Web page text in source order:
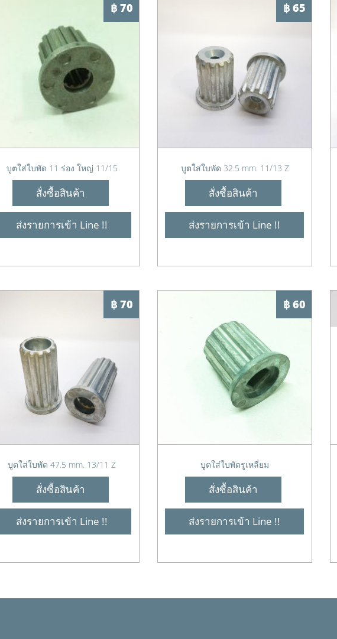
฿ 70
บูตใส่ใบพัด 11 ร่อง ใหญ่ 11/15
สั่งซื้อสินค้า
ส่งรายการเข้า Line !!
฿ 65
บูตใส่ใบพัด 32.5 mm. 11/13 Z
สั่งซื้อสินค้า
ส่งรายการเข้า Line !!
฿ 70
บูตใส่ใบพัด 47.5 mm. 13/11 Z
สั่งซื้อสินค้า
ส่งรายการเข้า Line !!
฿ 60
บูตใส่ใบพัดรูเหลี่ยม
สั่งซื้อสินค้า
ส่งรายการเข้า Line !!